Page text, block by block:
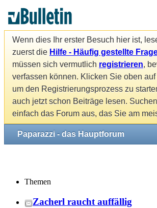
Wenn dies Ihr erster Besuch hier ist,
zuerst die Hilfe - Häufig gestellte
müssen sich vermutlich registrieren,
verfassen können. Klicken Sie oben
um den Registrierungsprozess zu
auch jetzt schon Beiträge lesen.
einfach das Forum aus, das Sie am
Paparazzi - das Hauptforum
Themen
Zacherl raucht auffällig